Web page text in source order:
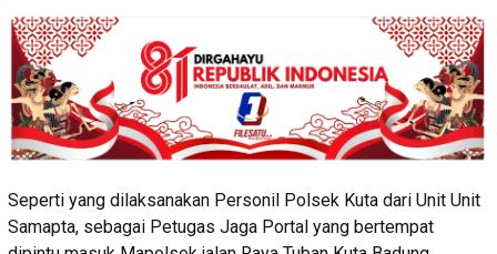
Seperti yang dilaksanakan Personil Polsek Kuta dari Unit Unit
Samapta, sebagai Petugas Jaga Portal yang bertempat